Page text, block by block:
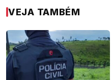
VEJA TAMBÉM